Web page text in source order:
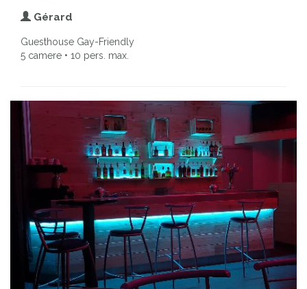
Gérard
Guesthouse Gay-Friendly
5 camere • 10 pers. max.